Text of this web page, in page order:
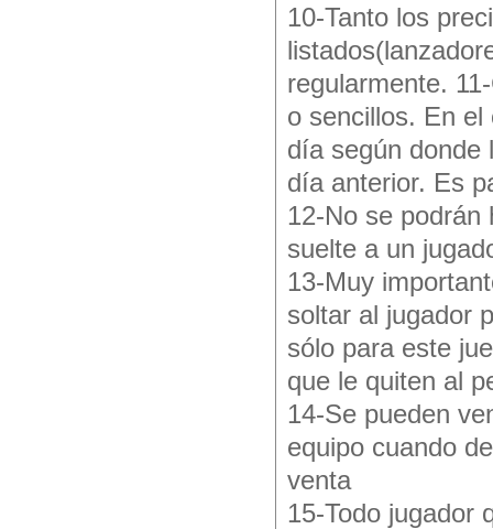
10-Tanto los
regularmente.
o sencillos. En
día según donde
día anterior. Es
12-No se
suelte a un
13-Muy
soltar al jugador
sólo para este
que le quiten al
14-Se pueden
equipo cuando
venta
15-Todo jugador